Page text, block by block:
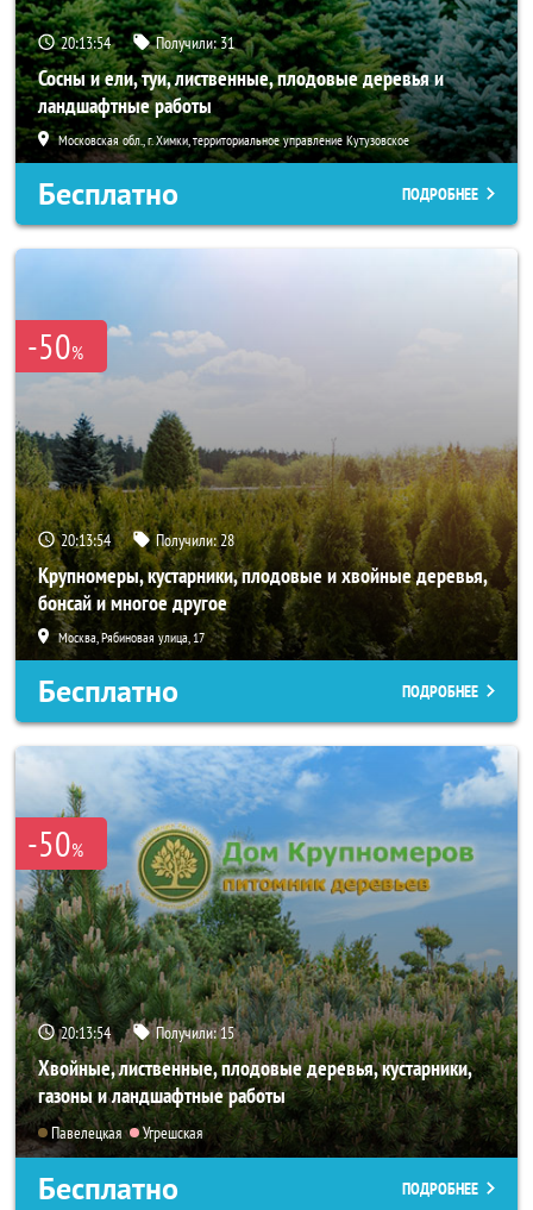
20:13:53 Получили:31
Сосны и ели, туи, лиственные, плодовые деревья и
ландшафтные работы
Московская обл., г. Химки, территориальное управление Кутузовское
Бесплатно ПОДРОБНЕЕ
-50%
20:13:53 Получили:28
Крупномеры, кустарники, плодовые и хвойные деревья,
бонсай и многое другое
Москва, Рябиновая улица, 17
Бесплатно ПОДРОБНЕЕ
-50%
20:13:53 Получили:15
Хвойные, лиственные, плодовые деревья, кустарники,
газоны и ландшафтные работы
Павелецкая Угрешская
Бесплатно ПОДРОБНЕЕ